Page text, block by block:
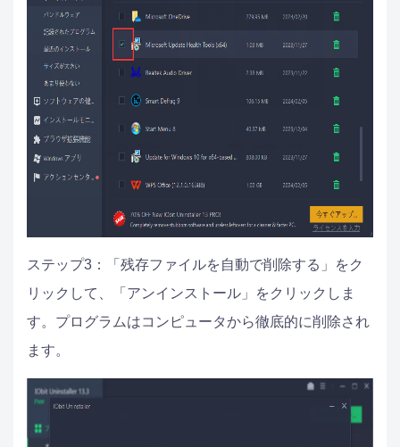
ステップ3：「残存ファイルを自動で削除する」をク
リックして、「アンインストール」をクリックしま
す。プログラムはコンピュータから徹底的に削除され
ます。